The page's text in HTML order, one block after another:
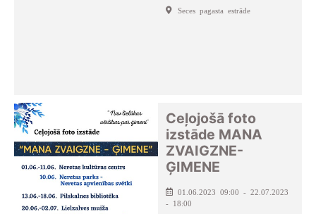
Seces pagasta estrāde
Ceļojošā foto
izstāde MANA
ZVAIGZNE-
ĢIMENE
01.06.2023 09:00 - 22.07.2023
- 18:00